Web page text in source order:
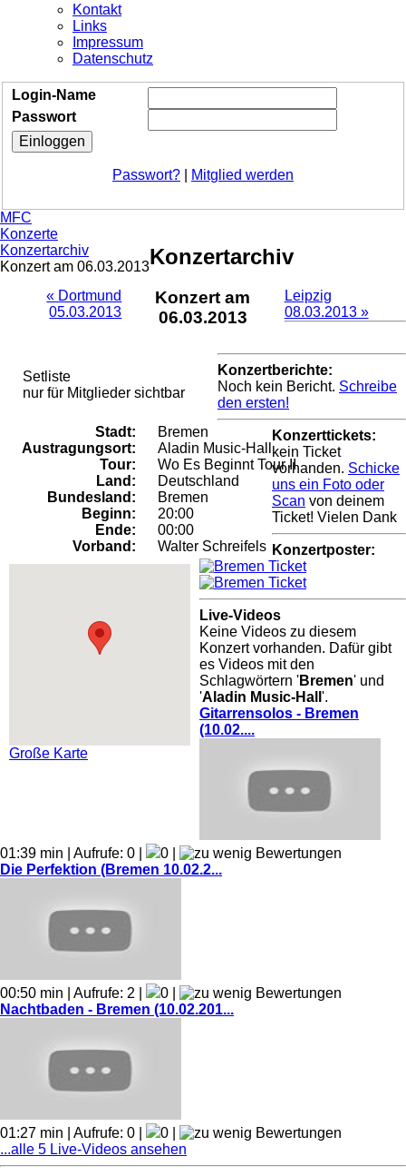
Kontakt
Links
Impressum
Datenschutz
Login-Name
Passwort
Passwort? Mitglied werden
MFC
Konzerte
Konzertarchiv
Konzert am 06.03.2013Konzertarchiv
« Dortmund
05.03.2013
Konzert am
06.03.2013
Leipzig
08.03.2013 »
Setliste
nur für Mitglieder sichtbar
Stadt:
Bremen
Austragungsort:
Aladin Music-Hall
Tour:
Wo Es Beginnt Tour II
Land:
Deutschland
Bundesland:
Bremen
Beginn:
20:00
Ende:
00:00
Vorband:
Walter Schreifels
Große Karte
Konzertberichte:
Noch kein Bericht. Schreibe
den ersten!
Konzerttickets:
kein Ticket
vorhanden. Schicke
uns ein Foto oder
Scan von deinem
Ticket! Vielen Dank
Konzertposter:
Live-Videos
Keine Videos zu diesem
Konzert vorhanden. Dafür gibt
es Videos mit den
Schlagwörtern 'Bremen' und
'Aladin Music-Hall '.
Gitarrensolos - Bremen
(10.02....
01:39 min | Aufrufe: 0 |
0 |
Die Perfektion (Bremen 10.02.2...
00:50 min | Aufrufe: 2 |
0 |
Nachtbaden - Bremen (10.02.201...
01:27 min | Aufrufe: 0 |
0 |
...alle 5 Live-Videos ansehen